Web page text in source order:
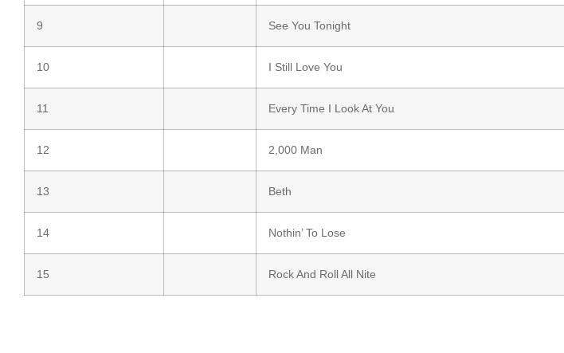
9 See You Tonight
10 I Still Love You
11 Every Time I Look At You
12 2,000 Man
13 Beth
14 Nothin’ To Lose
15 Rock And Roll All Nite